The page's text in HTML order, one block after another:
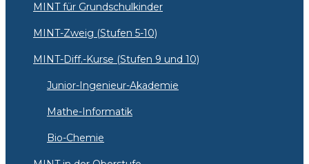
MINT für Grundschulkinder
MINT-Zweig (Stufen 5-10)
MINT-Diff.-Kurse (Stufen 9 und 10)
Junior-Ingenieur-Akademie
Mathe-Informatik
Bio-Chemie